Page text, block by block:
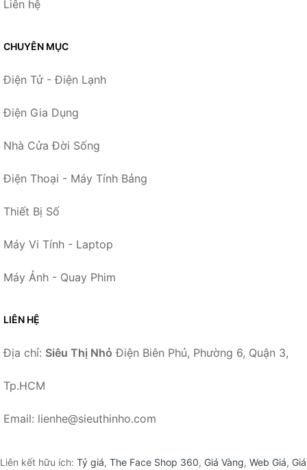
Liên hệ
CHUYÊN MỤC
Điện Tử - Điện Lạnh
Điện Gia Dụng
Nhà Cửa Đời Sống
Điện Thoại - Máy Tính Bảng
Thiết Bị Số
Máy Vi Tính - Laptop
Máy Ảnh - Quay Phim
LIÊN HỆ
Địa chỉ: Siêu Thị Nhỏ Điện Biên Phủ, Phường 6, Quận 3,
Tp.HCM
Email: lienhe@sieuthinho.com
Liên kết hữu ích: Tỷ giá, The Face Shop 360, Giá Vàng, Web Giá, Giá